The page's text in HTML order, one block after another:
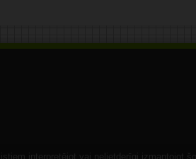
interpretējot vai nelietderīgi izmantojot šo